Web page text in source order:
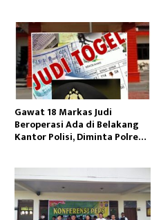
Gawat 18 Markas Judi
Beroperasi Ada di Belakang
Kantor Polisi, Diminta Polres